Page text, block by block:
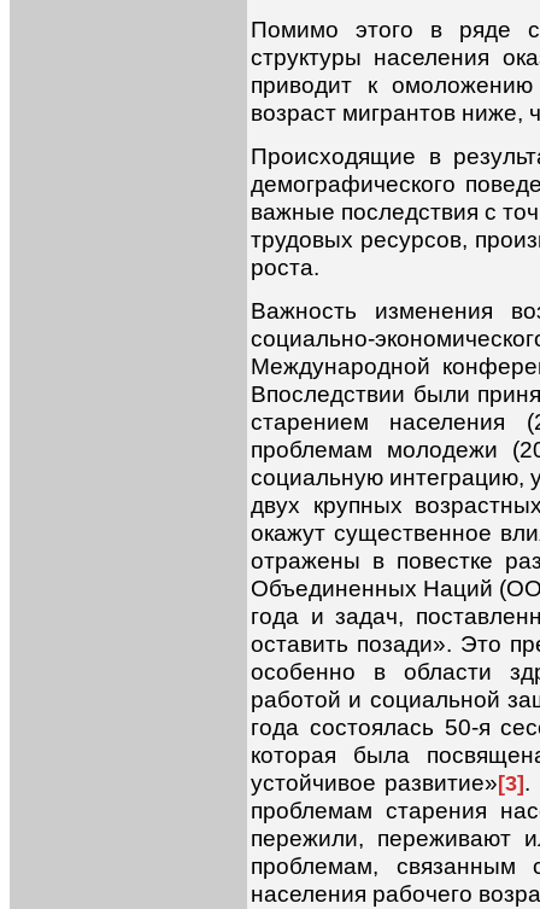
Помимо этого в ряде
структуры населения
приводит к
возраст мигрантов
Происходящие в
демографического
важные последствия с
трудовых ресурсов,
роста.
Важность изменения
социально-
Международной
Впоследствии были
старением населения
проблемам молодежи
социальную интеграцию,
двух крупных
окажут существенное
отражены в повестке
Объединенных Наций
года и задач,
оставить позади». Это
особенно в области
работой и социальной
года состоялась 50-я
которая была
устойчивое развитие» [3] .
проблемам старения
пережили, переживают
проблемам, связанным
населения рабочего